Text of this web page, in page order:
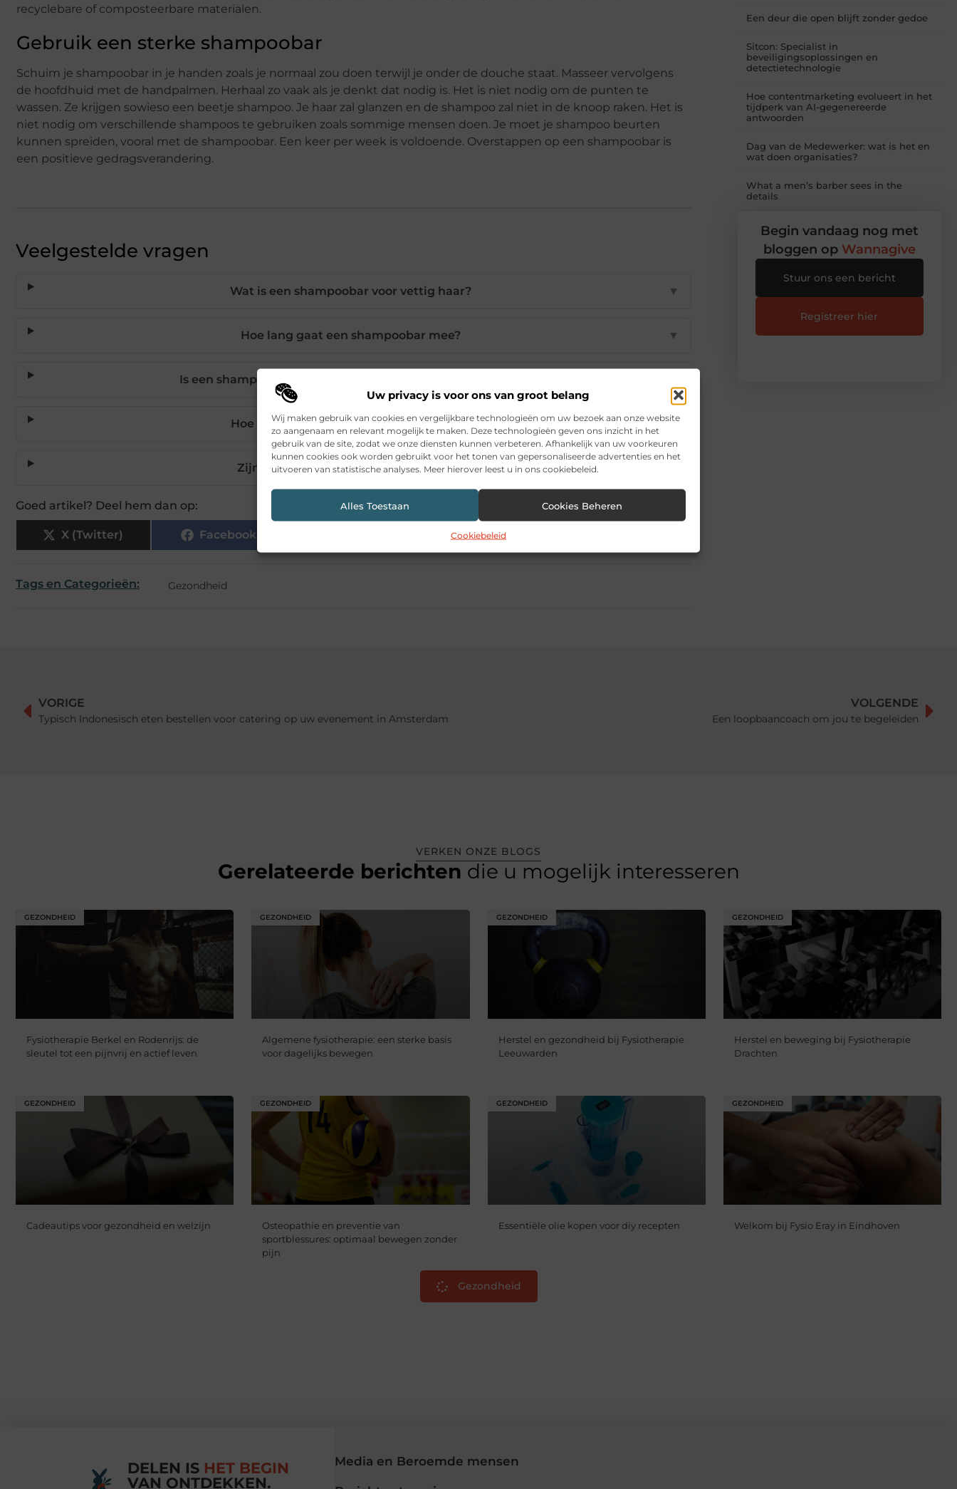
Uw privacy is voor ons van groot belang
Wij maken gebruik van cookies en vergelijkbare technologieën om uw bezoek aan onze website
zo aangenaam en relevant mogelijk te maken. Deze technologieën geven ons inzicht in het
gebruik van de site, zodat we onze diensten kunnen verbeteren. Afhankelijk van uw voorkeuren
kunnen cookies ook worden gebruikt voor het tonen van gepersonaliseerde advertenties en het
uitvoeren van statistische analyses. Meer hierover leest u in ons cookiebeleid.
Alles Toestaan Cookies Beheren
Cookiebeleid
recyclebare of composteerbare materialen.
Gebruik een sterke shampoobar
Schuim je shampoobar in je handen zoals je normaal zou doen terwijl je onder de douche staat. Masseer vervolgens
de hoofdhuid met de handpalmen. Herhaal zo vaak als je denkt dat nodig is. Het is niet nodig om de punten te
wassen. Ze krijgen sowieso een beetje shampoo. Je haar zal glanzen en de shampoo zal niet in de knoop raken. Het is
niet nodig om verschillende shampoos te gebruiken zoals sommige mensen doen. Je moet je shampoo beurten
kunnen spreiden, vooral met de shampoobar. Een keer per week is voldoende. Overstappen op een shampoobar is
een positieve gedragsverandering.
Veelgestelde vragen
Wat is een shampoobar voor vettig haar? ▼
Hoe lang gaat een shampoobar mee? ▼
Is een shampoobar net zo effectief als vloeibare shampoo?
Hoe gebruik je een shampoobar correct? ▼
Zijn shampoobars milieuvriendelijker?
Goed artikel? Deel hem dan op:
X (Twitter) Facebook LinkedIn
Tags en Categorieën: Gezondheid
Een deur die open blijft zonder gedoe
Sitcon: Specialist in
beveiligingsoplossingen en
detectietechnologie
Hoe contentmarketing evolueert in het
tijdperk van AI-gegenereerde
antwoorden
Dag van de Medewerker: wat is het en
wat doen organisaties?
What a men’s barber sees in the
details
Begin vandaag nog met
bloggen op Wannagive
Stuur ons een bericht
Registreer hier
VORIGE
Typisch Indonesisch eten bestellen voor catering op uw evenement in Amsterdam
VOLGENDE
Een loopbaancoach om jou te begeleiden
VERKEN ONZE BLOGS
Gerelateerde berichten die u mogelijk interesseren
GEZONDHEID
Fysiotherapie Berkel en Rodenrijs: de
sleutel tot een pijnvrij en actief leven
GEZONDHEID
Algemene fysiotherapie: een sterke basis
voor dagelijks bewegen
GEZONDHEID
Herstel en gezondheid bij Fysiotherapie
Leeuwarden
GEZONDHEID
Herstel en beweging bij Fysiotherapie
Drachten
GEZONDHEID
Cadeautips voor gezondheid en welzijn
GEZONDHEID
Osteopathie en preventie van
sportblessures: optimaal bewegen zonder
pijn
GEZONDHEID
Essentiële olie kopen voor diy recepten
GEZONDHEID
Welkom bij Fysio Eray in Eindhoven
Gezondheid
DELEN IS HET BEGIN
VAN ONTDEKKEN.
Media en Beroemde mensen